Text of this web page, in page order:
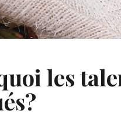
les